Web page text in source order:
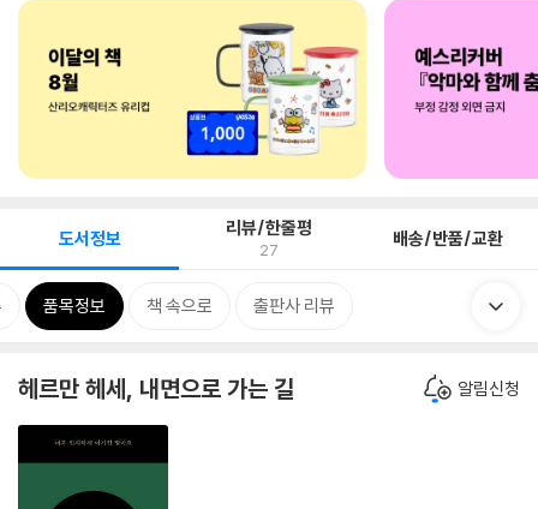
도서정보 리뷰/한줄평
27 배송/반품/교환
품목정보 책 속으로 출판사 리뷰
헤르만 헤세, 내면으로 가는 길 알림신청